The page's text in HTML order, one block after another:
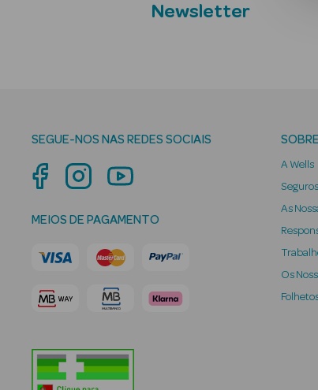
Newsletter
SEGUE-NOS NAS REDES SOCIAIS
MEIOS DE PAGAMENTO
A Wells
As
Os